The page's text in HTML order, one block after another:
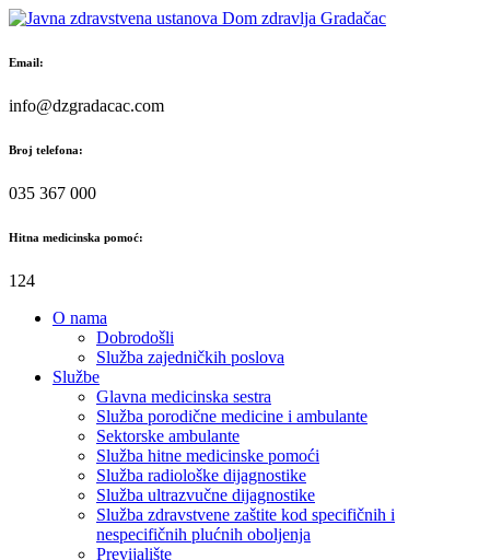
Skip
content
Email:
info@dzgradacac.com
Broj telefona:
035 367 000
Hitna medicinska pomoć:
124
O nama
Dobrodošli
Služba zajedničkih poslova
Službe
Glavna medicinska sestra
Služba porodične medicine i ambulante
Sektorske ambulante
Služba hitne medicinske pomoći
Služba radiološke dijagnostike
Služba ultrazvučne dijagnostike
Služba zdravstvene zaštite kod specifičnih i
nespecifičnih plućnih oboljenja
Previjalište